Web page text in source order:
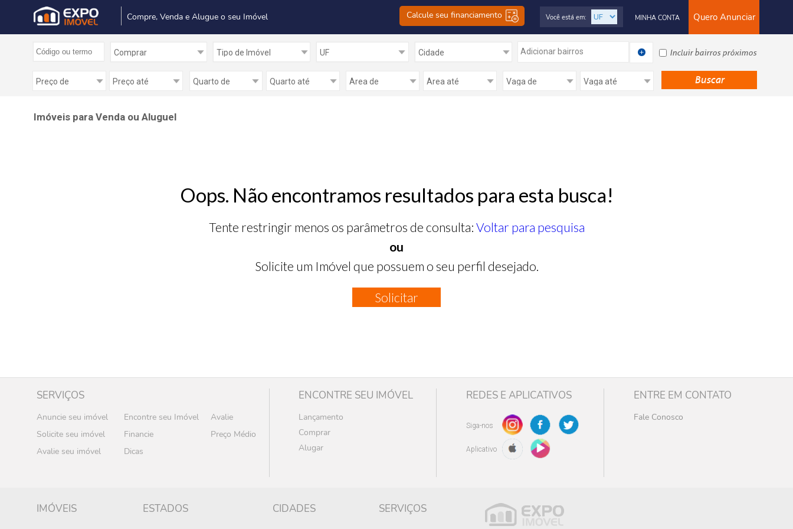
Compre, Venda e Alugue o seu Imóvel Calcule seu financiamento Quero Anunciar
MINHA CONTA
Você está em:
Adicionar bairros Incluir bairros próximos
Imóveis para Venda ou Aluguel
Oops. Não encontramos resultados para esta busca!
Tente restringir menos os parâmetros de consulta: Voltar para pesquisa
ou
Solicite um Imóvel que possuem o seu perfil desejado.
Solicitar
SERVIÇOS
Anuncie seu imóvel Encontre seu Imóvel
Avalie
Solicite seu imóvel
Financie
Preço Médio
Avalie seu imóvel
Dicas
ENCONTRE SEU IMÓVEL
Lançamento
Comprar
Alugar
REDES E APLICATIVOS
Siga-nos
Aplicativo
ENTRE EM CONTATO
Fale Conosco
IMÓVEIS ESTADOS CIDADES SERVIÇOS